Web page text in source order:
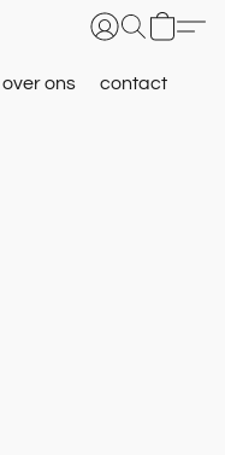
over ons contact